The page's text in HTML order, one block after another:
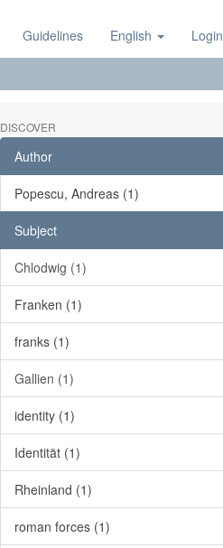
Guidelines English Login
DISCOVER
Author
Popescu, Andreas (1)
Subject
Chlodwig (1)
Franken (1)
franks (1)
Gallien (1)
identity (1)
Identität (1)
Rheinland (1)
roman forces (1)